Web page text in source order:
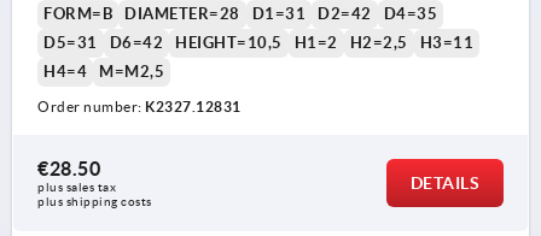
FORM=B DIAMETER=28 D1=31 D2=42
D4=35
D5=31
D6=42 HEIGHT=10,5 H1=2 H2=2,5
H3=11
H4=4
M=M2,5
Order number: K2327.12831
€28.50
plus sales tax
plus shipping costs
DETAILS